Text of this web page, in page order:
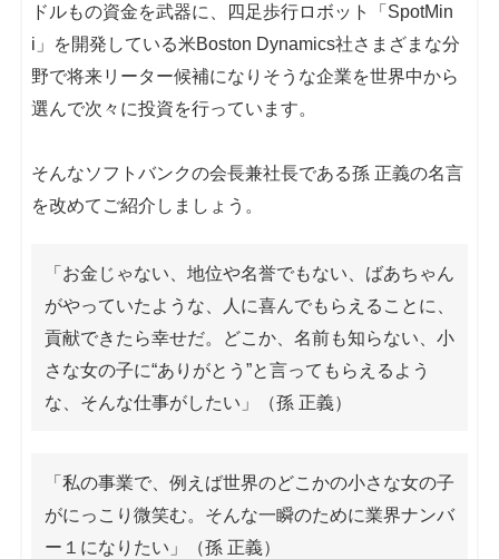
ドルもの資金を武器に、四足歩行ロボット「SpotMin
i」を開発している米Boston Dynamics社さまざまな分
野で将来リーター候補になりそうな企業を世界中から
選んで次々に投資を行っています。
そんなソフトバンクの会長兼社長である孫 正義の名言
を改めてご紹介しましょう。
「お金じゃない、地位や名誉でもない、ばあちゃん
がやっていたような、人に喜んでもらえることに、
貢献できたら幸せだ。どこか、名前も知らない、小
さな女の子に“ありがとう”と言ってもらえるよう
な、そんな仕事がしたい」（孫 正義）
「私の事業で、例えば世界のどこかの小さな女の子
がにっこり微笑む。そんな一瞬のために業界ナンバ
ー１になりたい」（孫 正義）